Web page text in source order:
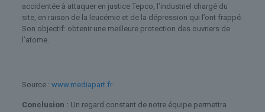
accidentée à attaquer en justice Tepco, l’industriel chargé du
site, en raison de la leucémie et de la dépression qui l’ont frappé.
Son objectif: obtenir une meilleure protection des ouvriers de
l’atome.
Source : www.mediapart.fr
Conclusion : Un regard constant de notre équipe permettra